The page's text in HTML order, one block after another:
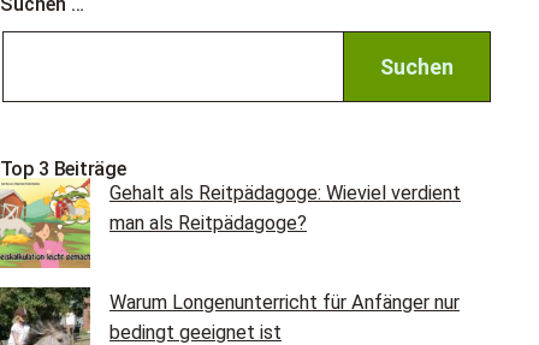
Top 3 Beiträge
Gehalt als Reitpädagoge: Wieviel verdient
man als Reitpädagoge?
Warum Longenunterricht für Anfänger nur
bedingt geeignet ist